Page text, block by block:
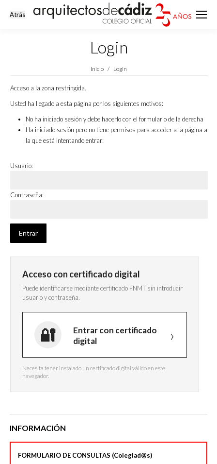
Login
Estás aquí:
Inicio Login
Acceso a la zona restringida.
Usted ha llegado a esta página por los siguientes motivos:
No ha iniciado sesión y debe hacerlo con el formulario de la derecha
Ha iniciado sesión pero no tiene permisos para acceder a la página a
la que está intentando entrar:
Usuario:
Contraseña:
Acceso con certificado digital
Puede identificarse mediante certificado FNMT sin introducir
usuario y contraseña.
Entrar con certificado
digital
Necesita tener instalado un certificado digital válido en este
navegador.
INFORMACIÓN
FORMULARIO DE CONSULTAS (Colegiad@s)